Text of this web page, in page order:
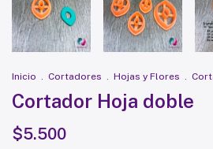
Inicio . Cortadores . Hojas y Flores .
Cortador Hoja doble
$5.500